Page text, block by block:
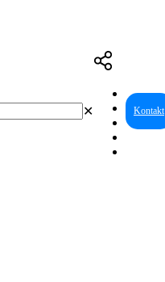
Kontakt
✕